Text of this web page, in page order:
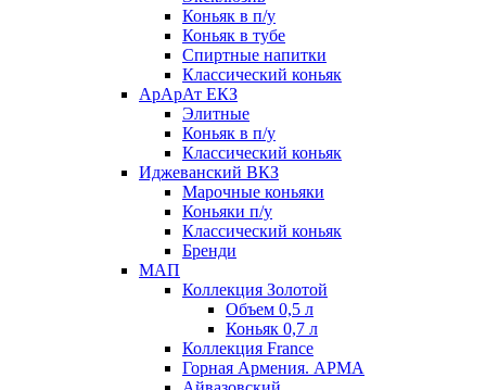
Коньяк в п/у
Коньяк в тубе
Спиртные напитки
Классический коньяк
АрАрАт ЕКЗ
Элитные
Коньяк в п/у
Классический коньяк
Иджеванский ВКЗ
Марочные коньяки
Коньяки п/у
Классический коньяк
Бренди
МАП
Коллекция Золотой
Объем 0,5 л
Коньяк 0,7 л
Коллекция France
Горная Армения. АРМА